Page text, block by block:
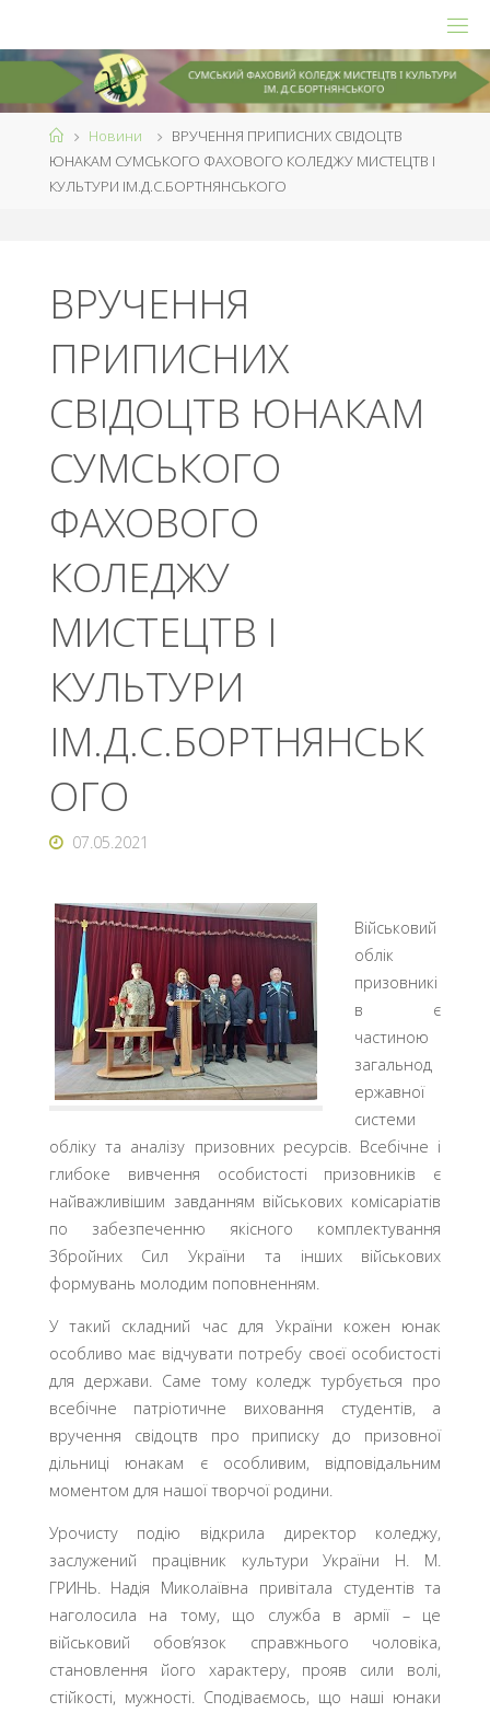
content
HomeНовини
ВРУЧЕННЯ ПРИПИСНИХ СВІДОЦТВ
ЮНАКАМ СУМСЬКОГО ФАХОВОГО КОЛЕДЖУ МИСТЕЦТВ І
КУЛЬТУРИ ІМ.Д.С.БОРТНЯНСЬКОГО
ВРУЧЕННЯ
ПРИПИСНИХ
СВІДОЦТВ ЮНАКАМ
СУМСЬКОГО
ФАХОВОГО
КОЛЕДЖУ
МИСТЕЦТВ І
КУЛЬТУРИ
ІМ.Д.С.БОРТНЯНСЬК
ОГО
07.05.2021
Військовий
облік
призовникі
в є
частиною
загальнод
ержавної
системи
обліку та аналізу призовних ресурсів. Всебічне і
глибоке вивчення особистості призовників є
найважливішим завданням військових комісаріатів
по забезпеченню якісного комплектування
Збройних Сил України та інших військових
формувань молодим поповненням.
У такий складний час для України кожен юнак
особливо має відчувати потребу своєї особистості
для держави. Саме тому коледж турбується про
всебічне патріотичне виховання студентів, а
вручення свідоцтв про приписку до призовної
дільниці юнакам є особливим, відповідальним
моментом для нашої творчої родини.
Урочисту подію відкрила директор коледжу,
заслужений працівник культури України Н. М.
ГРИНЬ. Надія Миколаївна привітала студентів та
наголосила на тому, що служба в армії – це
військовий обов’язок справжнього чоловіка,
становлення його характеру, прояв сили волі,
стійкості, мужності. Сподіваємось, що наші юнаки